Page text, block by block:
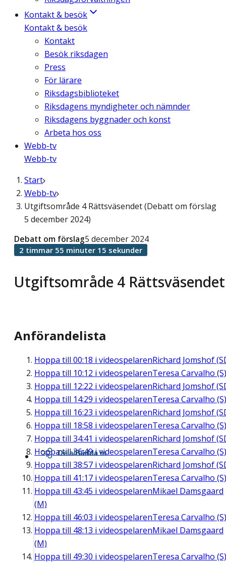
Kontakt & besök
Kontakt & besök
Kontakt
Besök riksdagen
Press
För lärare
Riksdagsbiblioteket
Riksdagens myndigheter och nämnder
Riksdagens byggnader och konst
Arbeta hos oss
Webb-tv
Webb-tv
Start
Webb-tv
Utgiftsområde 4 Rättsväsendet (Debatt om förslag
5 december 2024)
Utgiftsområde 4 Rättsväsendet
Debatt om förslag5 december 2024
2 timmar 55 minuter 15 sekunder
Anförandelista
Hoppa till 00:18 i videospelarenRichard Jomshof
Hoppa till 10:12 i videospelarenTeresa Carvalho (S)
Hoppa till 12:22 i videospelarenRichard Jomshof
Hoppa till 14:29 i videospelarenTeresa Carvalho (S)
Hoppa till 16:23 i videospelarenRichard Jomshof
Hoppa till 18:58 i videospelarenTeresa Carvalho (S)
Hoppa till 34:41 i videospelarenRichard Jomshof
Hoppa till36:49i videospelarenTeresa Carvalho (S)
Hoppa till 38:57 i videospelarenRichard Jomshof
Hoppa till 41:17 i videospelarenTeresa Carvalho (S)
Hoppa till 43:45 i videospelarenMikael Damsgaard
(M)
Hoppa till 46:03 i videospelarenTeresa Carvalho (S)
Hoppa till 48:13 i videospelarenMikael Damsgaard
(M)
Hoppa till 49:30 i videospelarenTeresa Carvalho (S)
Dela/Bädda in